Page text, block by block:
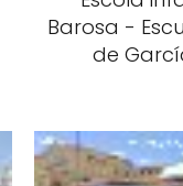
Barosa -
de